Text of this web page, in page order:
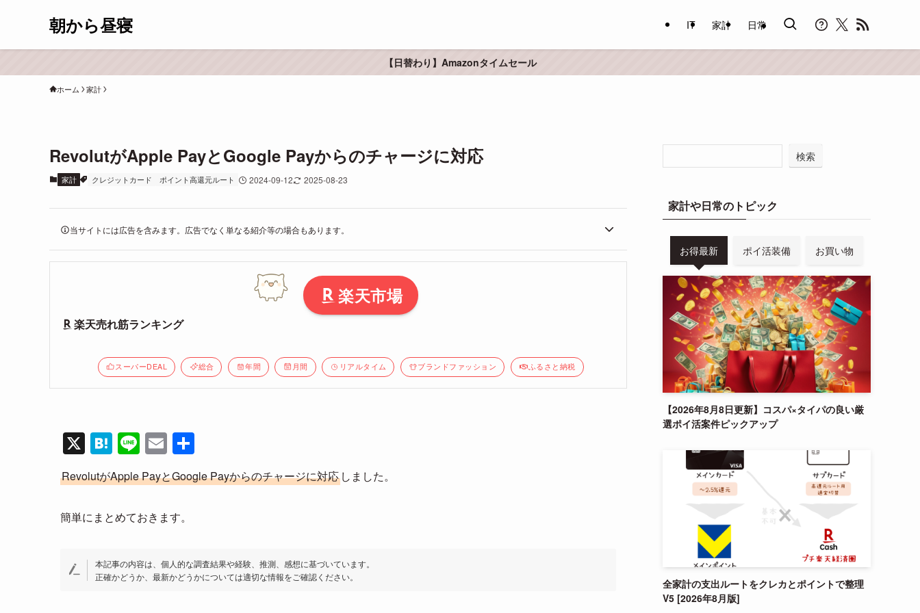
朝から昼寝 IT 家計 日常
【日替わり】Amazonタイムセール
ホーム 家計
RevolutがApple PayとGoogle Payからのチャージに対応
家計 クレジットカード ポイント高還元ルート 2024-09-12 2025-08-23
当サイトには広告を含みます。広告でなく単なる紹介等の場合もあります。
楽天市場
楽天売れ筋ランキング
スーパーDEAL 総合 年間 月間 リアルタイム ブランドファッション ふるさと納税
X H
at
e
n
a
Li
n
e
E
m
ail
有
RevolutがApple PayとGoogle Payからのチャージに対応 しました。
簡単にまとめておきます。
本記事の内容は、個人的な調査結果や経験、推測、感想に基づいています。
正確かどうか、最新かどうかについては適切な情報をご確認ください。
検索
家計や日常のトピック
お得最新 ポイ活装備 お買い物
【2026年8月8日更新】コスパ×タイパの良い厳
選ポイ活案件ピックアップ
全家計の支出ルートをクレカとポイントで整理
V5 [2026年8月版]